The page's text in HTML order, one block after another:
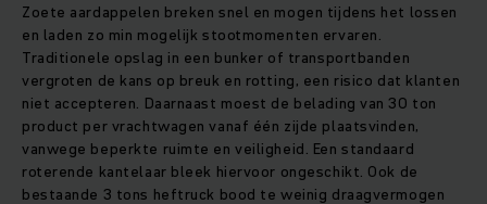
Zoete aardappelen breken snel en mogen tijdens het lossen
en laden zo min mogelijk stootmomenten ervaren.
Traditionele opslag in een bunker of transportbanden
vergroten de kans op breuk en rotting, een risico dat klanten
niet accepteren. Daarnaast moest de belading van 30 ton
product per vrachtwagen vanaf één zijde plaatsvinden,
vanwege beperkte ruimte en veiligheid. Een standaard
roterende kantelaar bleek hiervoor ongeschikt. Ook de
bestaande 3 tons heftruck bood te weinig draagvermogen